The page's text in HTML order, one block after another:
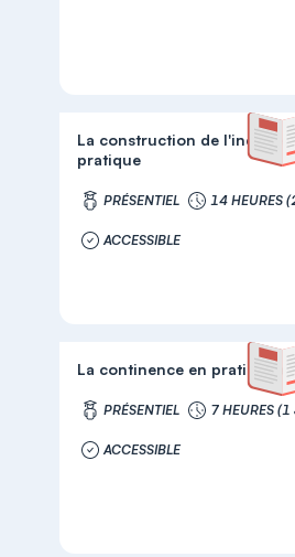
La construction de
pratique
PRÉSENTIEL 14 HEURES
ACCESSIBLE
La continence en pratique
PRÉSENTIEL 7 HEURES (1
ACCESSIBLE